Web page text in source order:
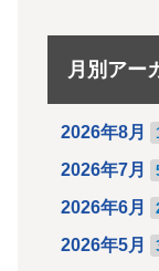
月別アー
2026年8月
2026年7月
2026年6月
2026年5月